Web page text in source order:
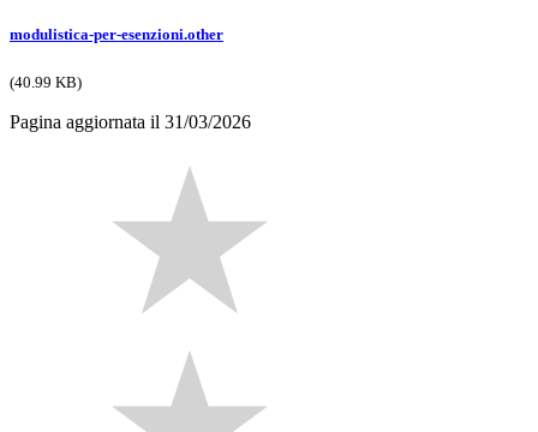
modulistica-per-esenzioni.other
(40.99 KB)
Pagina aggiornata il 31/03/2026